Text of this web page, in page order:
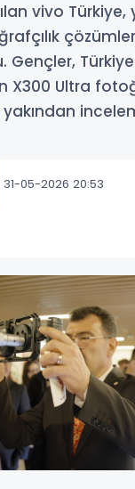
vivo Türkiye,
Gençler,
X300 Ultra
31-05-2026 20:53